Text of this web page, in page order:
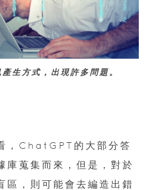
生方式，出現許多問題。
，ChatGPT的大部分答
庫蒐集而來，但是，對於
區，則可能會去編造出錯